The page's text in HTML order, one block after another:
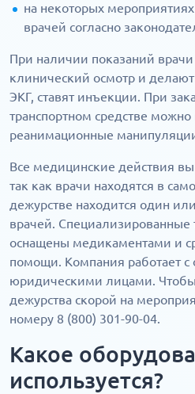
на некоторых мероприятиях
врачей согласно
При наличии показаний
клинический осмотр и
ЭКГ, ставят инъекции. При
транспортном средстве
реанимационные
Все медицинские действия
так как врачи находятся в
дежурстве находится один
врачей. Специализированные
оснащены медикаментами и
помощи. Компания работает
юридическими лицами. Чтобы
дежурства скорой на
номеру 8 (800) 301-90-04.
Какое
используется?